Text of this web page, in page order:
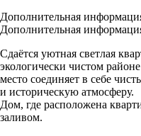
Дополнительная
Дополнительная
Сдаётся уютная светлая
экологически чистом
место соединяет в себе
и историческую атмосферу.
Дом, где расположена
заливом.